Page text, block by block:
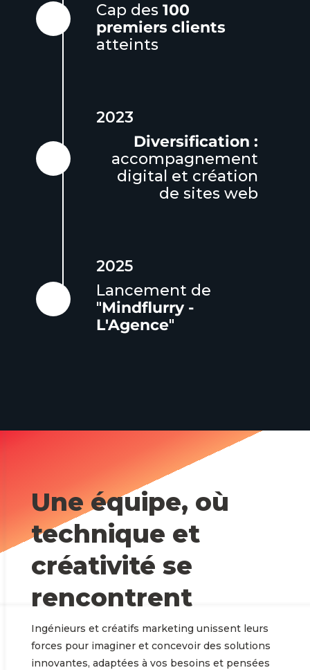
Cap des 100
premiers clients
atteints
2023
Diversification :
accompagnement
digital et création
de sites web
2025
Lancement de
"Mindflurry -
L'Agence"
Une équipe, où
technique et
créativité se
rencontrent
Ingénieurs et créatifs marketing unissent leurs
forces pour imaginer et concevoir des solutions
innovantes, adaptées à vos besoins et pensées